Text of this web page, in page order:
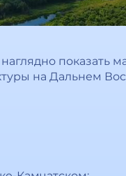
показать
на Дальнем